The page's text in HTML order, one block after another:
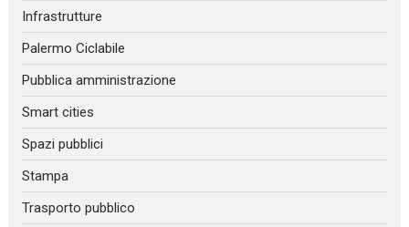
Infrastrutture
Palermo Ciclabile
Pubblica amministrazione
Smart cities
Spazi pubblici
Stampa
Trasporto pubblico